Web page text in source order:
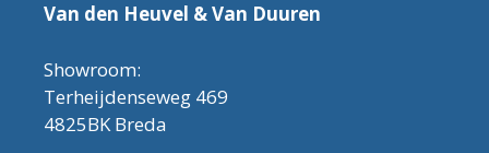
Van den Heuvel & Van Duuren
Showroom:
Terheijdenseweg 469
4825BK Breda